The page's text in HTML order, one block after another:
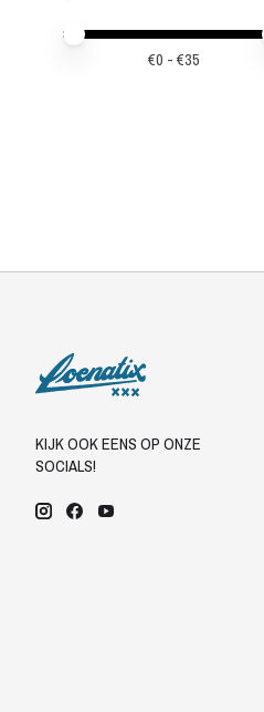
Minimale prijswaarde
Price maximum value
€0 - €35
KIJK OOK EENS OP ONZE
SOCIALS!